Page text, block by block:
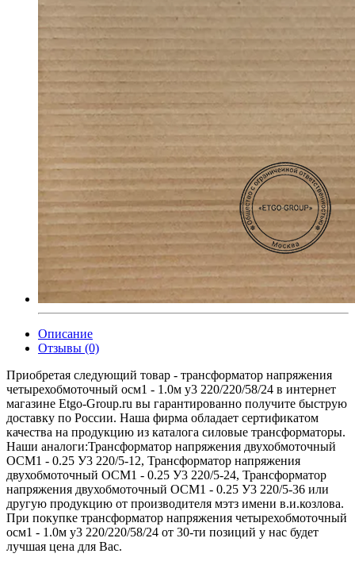
Описание
Отзывы (0)
Приобретая следующий товар - трансформатор напряжения
четырехобмоточный осм1 - 1.0м у3 220/220/58/24 в интернет
магазине Etgo-Group.ru вы гарантированно получите быструю
доставку по России. Наша фирма обладает сертификатом
качества на продукцию из каталога силовые трансформаторы.
Наши аналоги:Трансформатор напряжения двухобмоточный
ОСМ1 - 0.25 У3 220/5-12, Трансформатор напряжения
двухобмоточный ОСМ1 - 0.25 У3 220/5-24, Трансформатор
напряжения двухобмоточный ОСМ1 - 0.25 У3 220/5-36 или
другую продукцию от производителя мэтз имени в.и.козлова.
При покупке трансформатор напряжения четырехобмоточный
осм1 - 1.0м у3 220/220/58/24 от 30-ти позиций у нас будет
лучшая цена для Вас.